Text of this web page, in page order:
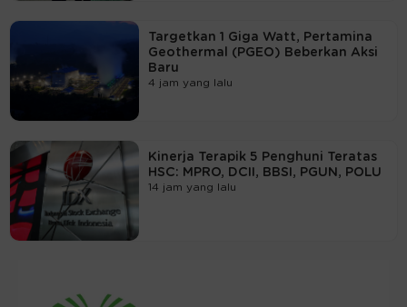
Targetkan 1 Giga Watt, Pertamina
Geothermal (PGEO) Beberkan Aksi
Baru
4 jam yang lalu
Kinerja Terapik 5 Penghuni Teratas
HSC: MPRO, DCII, BBSI, PGUN, POLU
14 jam yang lalu